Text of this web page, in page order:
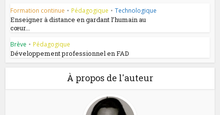
Formation continue • Pédagogique • Technologique
Enseigner à distance en gardant l’humain au
cœur...
Brève • Pédagogique
Développement professionnel en FAD
À propos de l'auteur